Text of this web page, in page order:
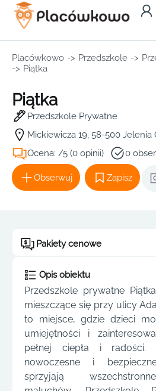
Placówkowo -> Przedszkole ->
-> Piątka
Piątka
Przedszkole Prywatne
Mickiewicza 19, 58-500 Jelenia
Ocena: /5 (0 opinii)
0
Obserwuj Zapisz
Pakiety cenowe
Opis obiektu
Przedszkole prywatne
mieszczące się przy ulicy
to miejsce, gdzie dzieci
umiejętności i
pełnej ciepła i radości.
nowoczesne i
sprzyjają